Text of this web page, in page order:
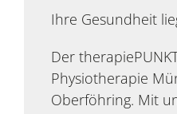
Ihre Gesundheit
Der
Physiotherapie
Oberföhring. Mit